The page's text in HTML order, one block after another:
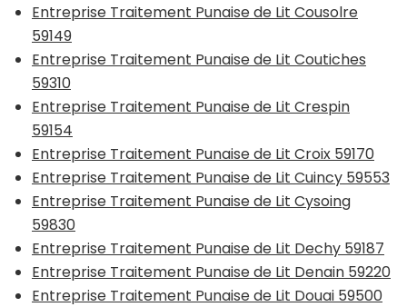
Entreprise Traitement Punaise de Lit Cousolre
59149
Entreprise Traitement Punaise de Lit Coutiches
59310
Entreprise Traitement Punaise de Lit Crespin
59154
Entreprise Traitement Punaise de Lit Croix 59170
Entreprise Traitement Punaise de Lit Cuincy 59553
Entreprise Traitement Punaise de Lit Cysoing
59830
Entreprise Traitement Punaise de Lit Dechy 59187
Entreprise Traitement Punaise de Lit Denain 59220
Entreprise Traitement Punaise de Lit Douai 59500